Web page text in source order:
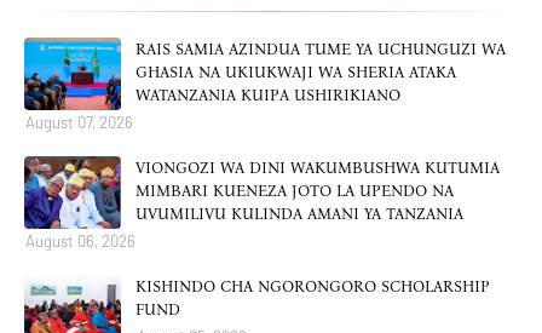
RAIS SAMIA AZINDUA TUME YA UCHUNGUZI WA
GHASIA NA UKIUKWAJI WA SHERIA ATAKA
WATANZANIA KUIPA USHIRIKIANO
August 07, 2026
VIONGOZI WA DINI WAKUMBUSHWA KUTUMIA
MIMBARI KUENEZA JOTO LA UPENDO NA
UVUMILIVU KULINDA AMANI YA TANZANIA
August 06, 2026
KISHINDO CHA NGORONGORO SCHOLARSHIP
FUND